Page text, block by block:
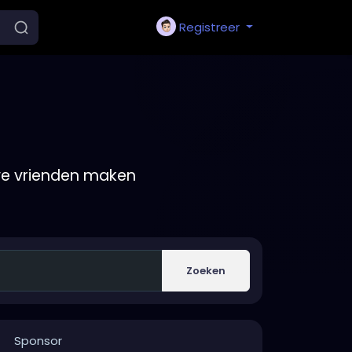
Registreer
vrienden maken
Zoeken
Sponsor